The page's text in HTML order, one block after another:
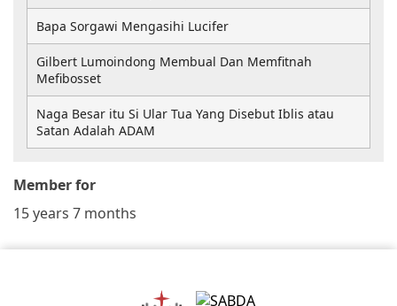
Member for
15 years 7 months
Bapa Sorgawi Mengasihi Lucifer
Gilbert Lumoindong Membual Dan Memfitnah
Mefibosset
Naga Besar itu Si Ular Tua Yang Disebut Iblis atau
Satan Adalah ADAM